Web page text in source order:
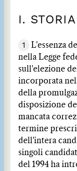
I.
1
L'essenza
nella Legge
sull'elezione
incorporata
della
disposizione
mancata
termine
dell'intera
singoli
del 1994 ha